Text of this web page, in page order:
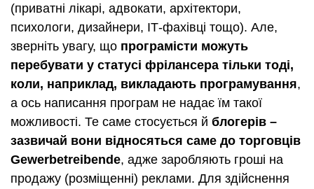
(приватні лікарі, адвокати, архітектори,
психологи, дизайнери, ІТ-фахівці тощо). Але,
зверніть увагу, що програмісти можуть
перебувати у статусі фрілансера тільки тоді,
коли, наприклад, викладають програмування,
а ось написання програм не надає їм такої
можливості. Те саме стосується й блогерів –
зазвичай вони відносяться саме до торговців
Gewerbetreibende, адже заробляють гроші на
продажу (розміщенні) реклами. Для здійснення